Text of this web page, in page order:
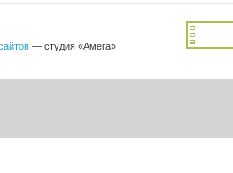
— студия «Амега»